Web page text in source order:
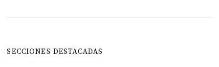
SECCIONES DESTACADAS